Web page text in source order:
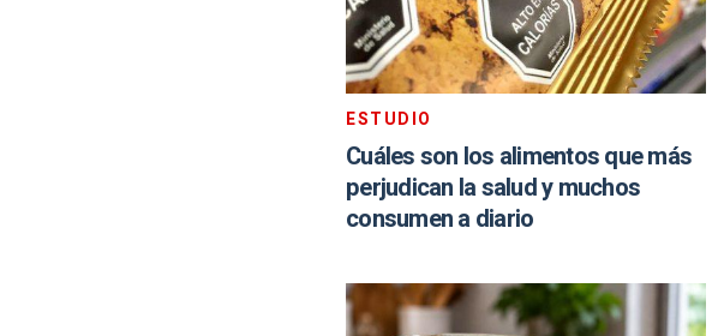
ESTUDIO
Cuáles son los alimentos que más
perjudican la salud y muchos
consumen a diario